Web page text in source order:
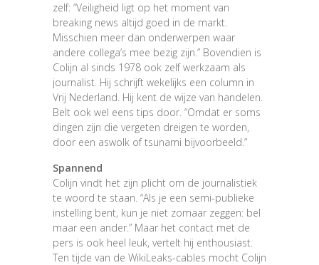
zelf: “Veiligheid ligt op het moment van
breaking news altijd goed in de markt.
Misschien meer dan onderwerpen waar
andere collega’s mee bezig zijn.” Bovendien is
Colijn al sinds 1978 ook zelf werkzaam als
journalist. Hij schrijft wekelijks een column in
Vrij Nederland. Hij kent de wijze van handelen.
Belt ook wel eens tips door. “Omdat er soms
dingen zijn die vergeten dreigen te worden,
door een aswolk of tsunami bijvoorbeeld.”
Spannend
Colijn vindt het zijn plicht om de journalistiek
te woord te staan. “Als je een semi-publieke
instelling bent, kun je niet zomaar zeggen: bel
maar een ander.” Maar het contact met de
pers is ook heel leuk, vertelt hij enthousiast.
Ten tijde van de WikiLeaks-cables mocht Colijn